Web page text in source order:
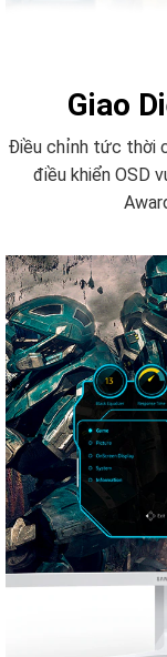
Giao
Điều chỉnh tức thời
điều khiển OSD